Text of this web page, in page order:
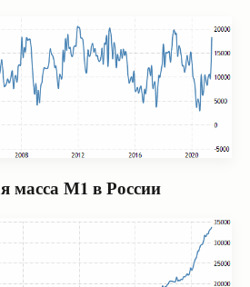
масса М1 в России